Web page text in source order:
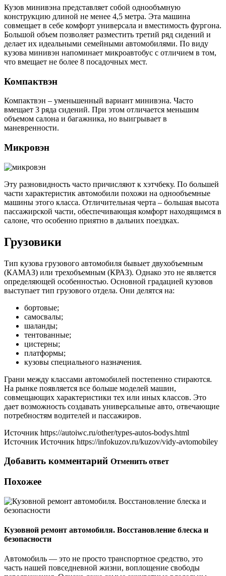
Кузов минивэна представляет собой однообъмную
конструкцию длиной не менее 4,5 метра. Эта машина
совмещает в себе комфорт универсала и вместимость фургона.
Большой объем позволяет разместить третий ряд сидений и
делает их идеальными семейными автомобилями. По виду
кузова минивэн напоминает микроавтобус с отличием в том,
что вмещает не более 8 посадочных мест.
Компактвэн
Компактвэн – уменьшенный вариант минивэна. Часто
вмещает 3 ряда сидений. При этом отличается меньшим
объемом салона и багажника, но выигрывает в
маневренности.
Микровэн
Эту разновидность часто причисляют к хэтчбеку. По большей
части характеристик автомобили похожи на однообъемные
машины этого класса. Отличительная черта – большая высота
пассажирской части, обеспечивающая комфорт находящимся в
салоне, что особенно приятно в дальних поездках.
Грузовики
Тип кузова грузового автомобиля бывыет двухобъемным
(КАМАЗ) или трехобъемным (КРАЗ). Однако это не является
определяющей особенностью. Основной градацией кузовов
выступает тип грузового отдела. Они делятся на:
бортовые;
самосвалы;
шаланды;
тентованные;
цистерны;
платформы;
кузовы специального назначения.
Грани между классами автомобилей постепенно стираются.
На рынке появляется все больше моделей машин,
совмещающих характеристики тех или иных классов. Это
дает возможность создавать универсальные авто, отвечающие
потребностям водителей и пассажиров.
Источник https://autoiwc.ru/other/types-autos-bodys.html
Источник Источник https://infokuzov.ru/kuzov/vidy-avtomobiley
Добавить комментарий Отменить ответ
Похожее
Кузовной ремонт автомобиля. Восстановление блеска и
безопасности
Автомобиль — это не просто транспортное средство, это
часть нашей повседневной жизни, воплощение свободы